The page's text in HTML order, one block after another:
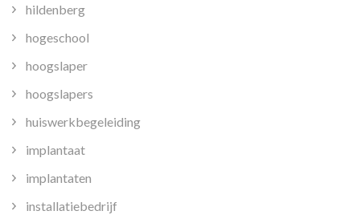
hildenberg
hogeschool
hoogslaper
hoogslapers
huiswerkbegeleiding
implantaat
implantaten
installatiebedrijf